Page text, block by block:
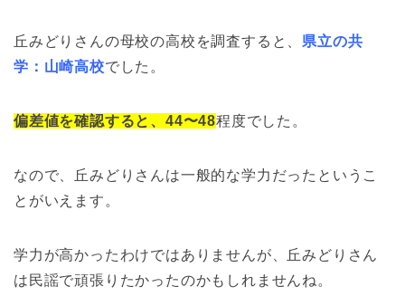
丘みどりさんの母校の高校を調査すると、 県立の共
学：山崎高校でした。
偏差値を確認すると、44〜48程度でした。
なので、丘みどりさんは一般的な学力だったというこ
とがいえます。
学力が高かったわけではありませんが、丘みどりさん
は民謡で頑張りたかったのかもしれませんね。